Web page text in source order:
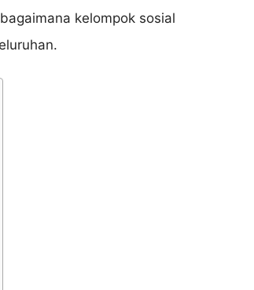
kelompok sosial